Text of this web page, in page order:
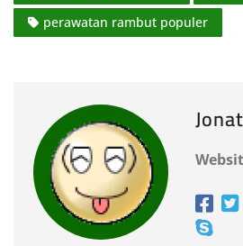
perawatan rambut populer